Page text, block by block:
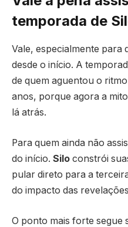
temporada de
Vale, especialmente para
desde o início. A
de quem aguentou o
anos, porque agora a
lá atrás.
Para quem ainda não
do início. Silo constrói
pular direto para a
do impacto das
O ponto mais forte segue